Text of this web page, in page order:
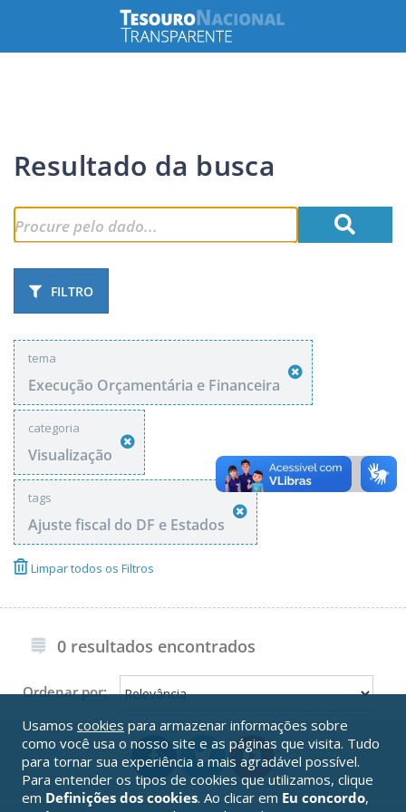
Resultado da busca
FILTRO
tema
Execução Orçamentária e Financeira
categoria
Visualização
tags
Ajuste fiscal do DF e Estados
Limpar todos os Filtros
0 resultados encontrados
Ordenar por:
Usamos cookies para armazenar informações sobre
como você usa o nosso site e as páginas que visita. Tudo
para tornar sua experiência a mais agradável possível.
Para entender os tipos de cookies que utilizamos, clique
em Definições dos cookies. Ao clicar em Eu concordo,